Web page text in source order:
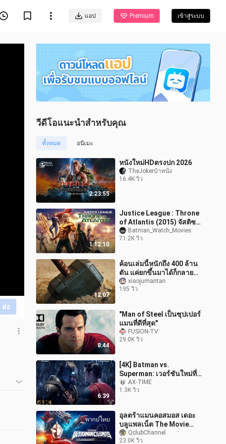
แอป Premium เข้าสู่ระบบ
ส่ง
วีดีโอแนะนำสำหรับคุณ
ทั้งหมด อนิเมะ
2:23:55
หนังใหม่HDตรงปก 2026
TheJokerบ้าหนัง
16.4K วิว
1:12:10
Justice League : Throne
of Atlantis (2015) จัสติซ
ลีก : ศึกชิงบัลลังก์เจ้าสมุทร
[พากย์ไทย]
Batman_Watch_Movies
71.2K วิว
12:07
ค้อนเล่มนี้หนักถึง 400 ล้าน
ตัน แค่ยกขึ้นมาได้ก็กลาย
เป็นเทพ! “ธอร์: เทพเจ้า
สายฟ้า”
xiaojumantan
195 วิว
8:44
"Man of Steel เป็นซุปเปอร์
แมนที่ดีที่สุด"
FUSION-TV
29.0K วิว
6:39
[4K] Batman vs.
Superman: เวอร์ชันใหม่ที่
คุณไม่เคยเห็น~
AX-TIME
1.3K วิว
อุลตร้าแมนคอสมอส เดอะ
บลูแพลเน็ต The Movie
(พากย์ไทย)
QclubChannel
23.0K วิว